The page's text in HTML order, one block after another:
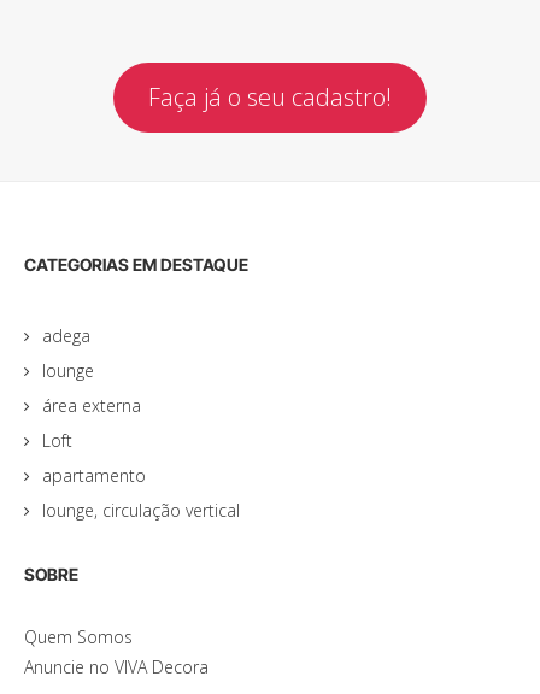
Faça já o seu cadastro!
CATEGORIAS EM DESTAQUE
adega
lounge
área externa
Loft
apartamento
lounge, circulação vertical
SOBRE
Quem Somos
Anuncie no VIVA Decora